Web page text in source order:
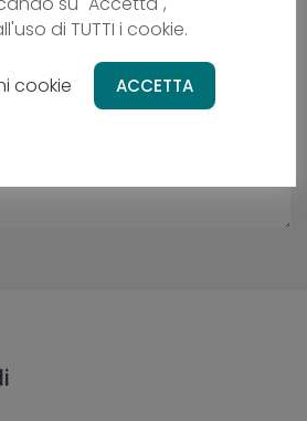
di TUTTI i cookie.
cookie ACCETTA